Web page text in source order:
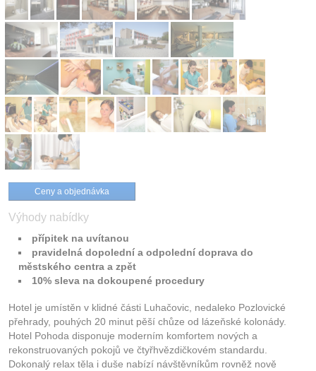
Ceny a objednávka
Výhody nabídky
přípitek na uvítanou
pravidelná dopolední a odpolední doprava do
městského centra a zpět
10% sleva na dokoupené procedury
Hotel je umístěn v klidné části Luhačovic, nedaleko Pozlovické
přehrady, pouhých 20 minut pěší chůze od lázeňské kolonády.
Hotel Pohoda disponuje moderním komfortem nových a
rekonstruovaných pokojů ve čtyřhvězdičkovém standardu.
Dokonalý relax těla i duše nabízí návštěvníkům rovněž nově